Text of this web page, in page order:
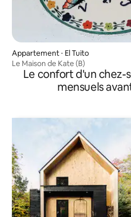
Appartement ⋅ El Tuito
Le Maison de Kate (B)
Le confort d'un chez-
mensuels